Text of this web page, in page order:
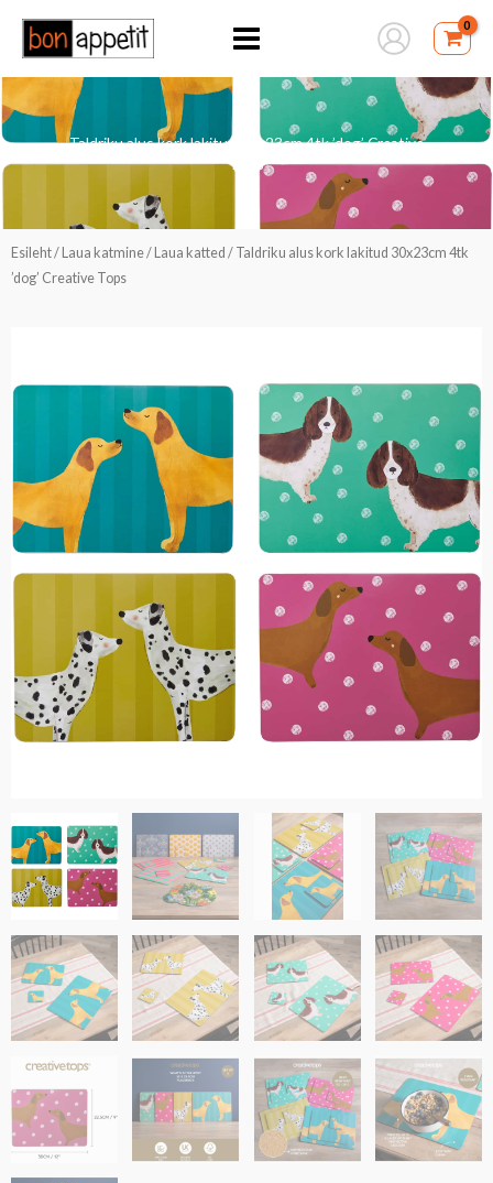
Taldriku alus kork lakitud 30x23cm 4tk ’dog’ Creative
Tops
Esileht/ Laua katmine/ Laua katted / Taldriku alus kork lakitud 30x23cm 4tk
’dog’ Creative Tops